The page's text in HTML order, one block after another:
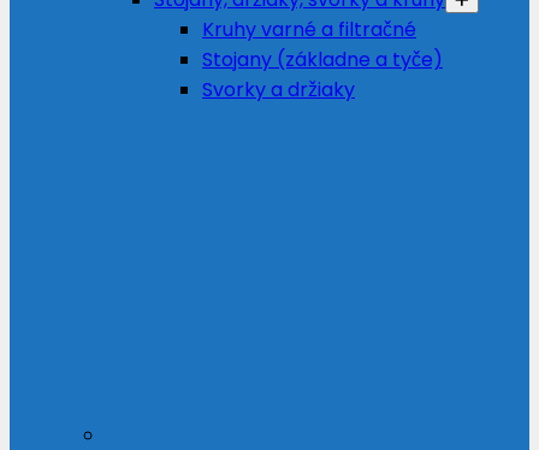
Kruhy varné a filtračné
Stojany (základne a tyče)
Svorky a držiaky